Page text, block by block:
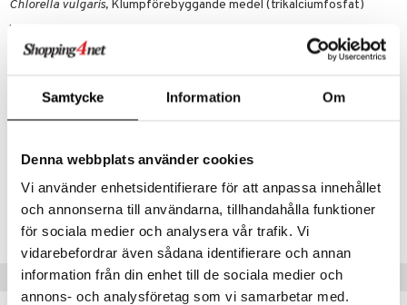
Samtycke Information Om
Denna webbplats använder cookies
Vi använder enhetsidentifierare för att anpassa innehållet
och annonserna till användarna, tillhandahålla funktioner
för sociala medier och analysera vår trafik. Vi
vidarebefordrar även sådana identifierare och annan
information från din enhet till de sociala medier och
annons- och analysföretag som vi samarbetar med.
Chlorella vulgaris, Klumpförebyggande medel (trikalciumfosfat)
Ursprung: Japan
Innehåll per dagsdos om 1 tablett
- varav protein 260 mg
Artikelnr
Tips till dig